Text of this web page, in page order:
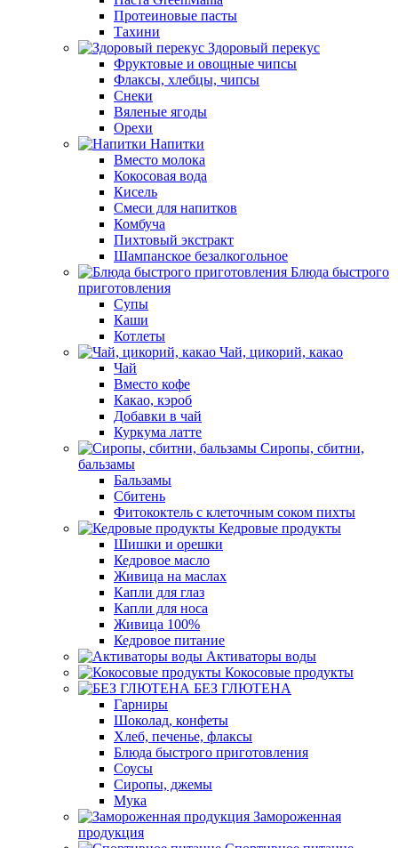
Протеиновые пасты
Тахини
Здоровый перекус
Фруктовые и овощные чипсы
Флаксы, хлебцы, чипсы
Снеки
Вяленые ягоды
Орехи
Напитки
Вместо молока
Кокосовая вода
Кисель
Смеси для напитков
Комбуча
Пихтовый экстракт
Шампанское безалкогольное
Блюда быстрого
приготовления
Супы
Каши
Котлеты
Чай, цикорий, какао
Чай
Вместо кофе
Какао, кэроб
Добавки в чай
Куркума латте
Сиропы, сбитни,
бальзамы
Бальзамы
Сбитень
Фитококтель с клеточным соком пихты
Кедровые продукты
Шишки и орешки
Кедровое масло
Живица на маслах
Капли для глаз
Капли для носа
Живица 100%
Кедровое питание
Активаторы воды
Кокосовые продукты
БЕЗ ГЛЮТЕНА
Гарниры
Шоколад, конфеты
Хлеб, печенье, флаксы
Блюда быстрого приготовления
Соусы
Сиропы, джемы
Мука
Замороженная
продукция